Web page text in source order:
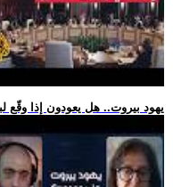
.. يهود بيروت.. هل يعودون إذا وقّع